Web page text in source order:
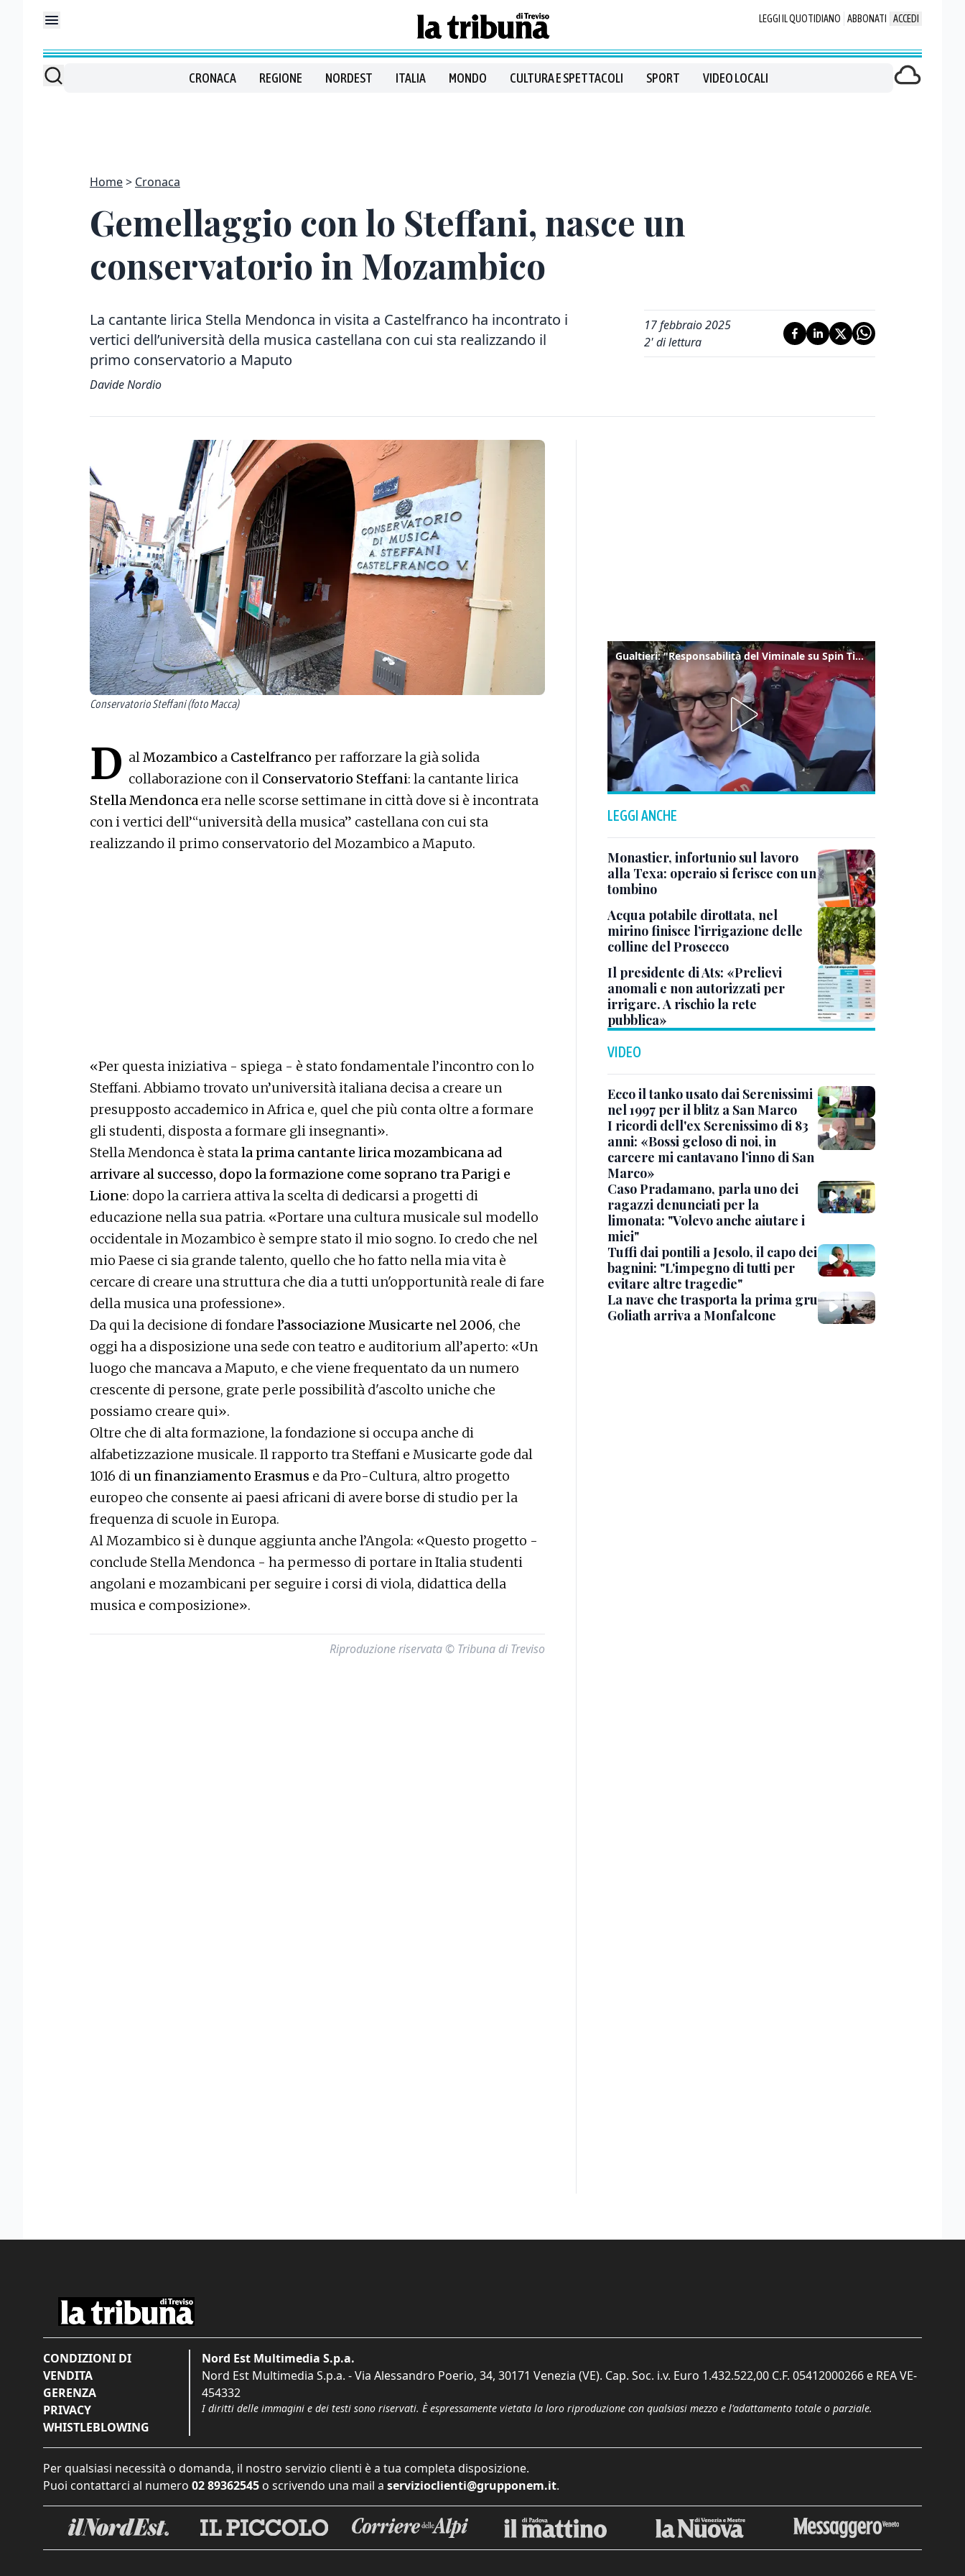
LEGGI IL QUOTIDIANO ABBONATI ACCEDI
CRONACA REGIONE NORDEST ITALIA MONDO CULTURA E SPETTACOLI SPORT VIDEO LOCALI
Home Cronaca
Gemellaggio con lo Steffani, nasce un
conservatorio in Mozambico
La cantante lirica Stella Mendonca in visita a Castelfranco ha incontrato i
vertici dell’università della musica castellana con cui sta realizzando il
primo conservatorio a Maputo
Davide Nordio
17 febbraio 2025
2' di lettura
Conservatorio Steffani (foto Macca)
D alMozambico a Castelfranco per rafforzare la già solida
collaborazione con il Conservatorio Steffani: la cantante lirica
Stella Mendonca era nelle scorse settimane in città dove si è incontrata
con i vertici dell’“università della musica” castellana con cui sta
realizzando il primo conservatorio del Mozambico a Maputo.
«Per questa iniziativa - spiega - è stato fondamentale l’incontro con lo
Steffani. Abbiamo trovato un’università italiana decisa a creare un
presupposto accademico in Africa e, quel che più conta oltre a formare
gli studenti, disposta a formare gli insegnanti».
Stella Mendonca è statala prima cantante lirica mozambicana ad
arrivare al successo, dopo la formazione come soprano tra Parigi e
Lione: dopo la carriera attiva la scelta di dedicarsi a progetti di
educazione nella sua patria. «Portare una cultura musicale sul modello
occidentale in Mozambico è sempre stato il mio sogno. Io credo che nel
mio Paese ci sia grande talento, quello che ho fatto nella mia vita è
cercare di creare una struttura che dia a tutti un'opportunità reale di fare
della musica una professione».
Da qui la decisione di fondare l’associazione Musicarte nel 2006, che
oggi ha a disposizione una sede con teatro e auditorium all’aperto: «Un
luogo che mancava a Maputo, e che viene frequentato da un numero
crescente di persone, grate perle possibilità d'ascolto uniche che
possiamo creare qui».
Oltre che di alta formazione, la fondazione si occupa anche di
alfabetizzazione musicale. Il rapporto tra Steffani e Musicarte gode dal
1016 di un finanziamento Erasmus e da Pro-Cultura, altro progetto
europeo che consente ai paesi africani di avere borse di studio per la
frequenza di scuole in Europa.
Al Mozambico si è dunque aggiunta anche l’Angola: «Questo progetto -
conclude Stella Mendonca - ha permesso di portare in Italia studenti
angolani e mozambicani per seguire i corsi di viola, didattica della
musica e composizione».
Riproduzione riservata © Tribuna di Treviso
Gualtieri: "Responsabilità del Viminale su Spin Time? La posizione dei partiti è nota"
LEGGI ANCHE
Monastier, infortunio sul lavoro
alla Texa: operaio si ferisce con un
tombino
Acqua potabile dirottata, nel
mirino finisce l’irrigazione delle
colline del Prosecco
Il presidente di Ats: «Prelievi
anomali e non autorizzati per
irrigare. A rischio la rete
pubblica»
VIDEO
Ecco il tanko usato dai Serenissimi
nel 1997 per il blitz a San Marco
I ricordi dell'ex Serenissimo di 83
anni: «Bossi geloso di noi, in
carcere mi cantavano l’inno di San
Marco»
Caso Pradamano, parla uno dei
ragazzi denunciati per la
limonata: "Volevo anche aiutare i
miei"
Tuffi dai pontili a Jesolo, il capo dei
bagnini: "L'impegno di tutti per
evitare altre tragedie"
La nave che trasporta la prima gru
Goliath arriva a Monfalcone
CONDIZIONI DI
VENDITA
GERENZA
PRIVACY
WHISTLEBLOWING
Nord Est Multimedia S.p.a.
Nord Est Multimedia S.p.a. - Via Alessandro Poerio, 34, 30171 Venezia (VE). Cap. Soc. i.v. Euro 1.432.522,00 C.F. 05412000266 e REA VE-
454332
I diritti delle immagini e dei testi sono riservati. È espressamente vietata la loro riproduzione con qualsiasi mezzo e l'adattamento totale o parziale.
Per qualsiasi necessità o domanda, il nostro servizio clienti è a tua completa disposizione.
Puoi contattarci al numero 02 89362545 o scrivendo una mail a servizioclienti@grupponem.it.